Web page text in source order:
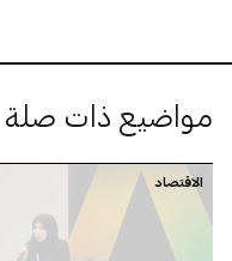
مواضيع ذات صلة
الاقتصاد